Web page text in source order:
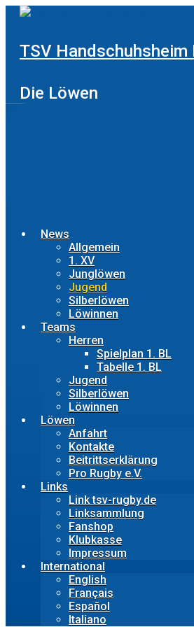
Zum
TSV Handschuhsheim
Die Löwen
News
Allgemein
1. XV
Junglöwen
Jugend
Silberlöwen
Löwinnen
Teams
Herren
Spielplan 1. BL
Tabelle 1. BL
Jugend
Silberlöwen
Löwinnen
Löwen
Anfahrt
Kontakte
Beitrittserklärung
Pro Rugby e.V.
Links
Link tsv-rugby.de
Linksammlung
Fanshop
Klubkasse
Impressum
International
English
Français
Español
Italiano